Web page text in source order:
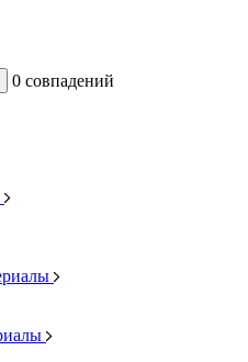
0 совпадений